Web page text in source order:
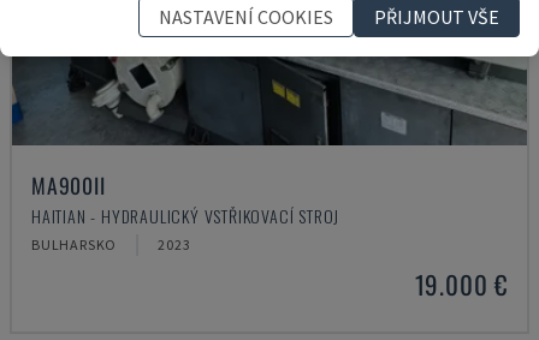
MA900ІІ
HAITIAN - HYDRAULICKÝ VSTŘIKOVACÍ STROJ
BULHARSKO 2023
19.000 €
NASTAVENÍ COOKIES
PŘIJMOUT VŠE